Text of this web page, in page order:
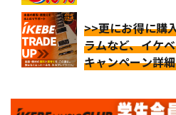
>>更にお得に購
ラムなど、イケ
キャンペーン詳